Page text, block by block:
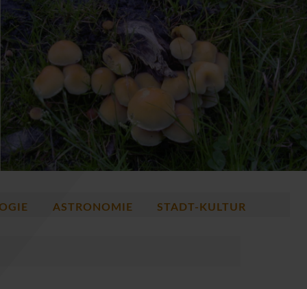
ASTRONOMIE STADT-KULTUR